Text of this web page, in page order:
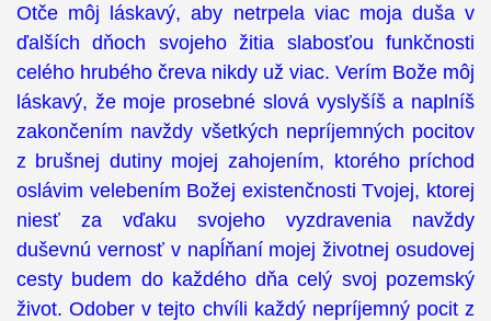
Otče môj láskavý, aby netrpela viac moja duša v
ďalších dňoch svojeho žitia slabosťou funkčnosti
celého hrubého čreva nikdy už viac. Verím Bože môj
láskavý, že moje prosebné slová vyslyšíš a naplníš
zakončením navždy všetkých nepríjemných pocitov
z brušnej dutiny mojej zahojením, ktorého príchod
oslávim velebením Božej existenčnosti Tvojej, ktorej
niesť za vďaku svojeho vyzdravenia navždy
duševnú vernosť v napĺňaní mojej životnej osudovej
cesty budem do každého dňa celý svoj pozemský
život. Odober v tejto chvíli každý nepríjemný pocit z